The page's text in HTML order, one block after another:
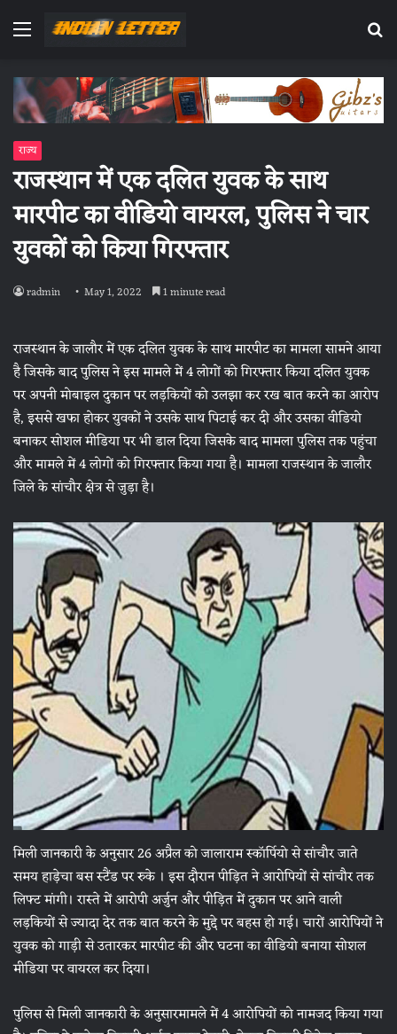
Menu
राज्य
राजस्थान में एक दलित युवक के साथ
मारपीट का वीडियो वायरल, पुलिस ने चार
युवकों को किया गिरफ्तार
radmin May 1, 2022 1 minute read
राजस्थान के जालौर में एक दलित युवक के साथ मारपीट का मामला सामने आया
है जिसके बाद पुलिस ने इस मामले में 4 लोगों को गिरफ्तार किया दलित युवक
पर अपनी मोबाइल दुकान पर लड़कियों को उलझा कर रख बात करने का आरोप
है, इससे खफा होकर युवकों ने उसके साथ पिटाई कर दी और उसका वीडियो
बनाकर सोशल मीडिया पर भी डाल दिया जिसके बाद मामला पुलिस तक पहुंचा
और मामले में 4 लोगों को गिरफ्तार किया गया है। मामला राजस्थान के जालौर
जिले के सांचौर क्षेत्र से जुड़ा है।
मिली जानकारी के अनुसार 26 अप्रैल को जालाराम स्कॉर्पियो से सांचौर जाते
समय हाड़ेचा बस स्टैंड पर रुके । इस दौरान पीड़ित ने आरोपियों से सांचौर तक
लिफ्ट मांगी। रास्ते में आरोपी अर्जुन और पीड़ित में दुकान पर आने वाली
लड़कियों से ज्यादा देर तक बात करने के मुद्दे पर बहस हो गई। चारों आरोपियों ने
युवक को गाड़ी से उतारकर मारपीट की और घटना का वीडियो बनाया सोशल
मीडिया पर वायरल कर दिया।
पुलिस से मिली जानकारी के अनुसारमामले में 4 आरोपियों को नामजद किया गया